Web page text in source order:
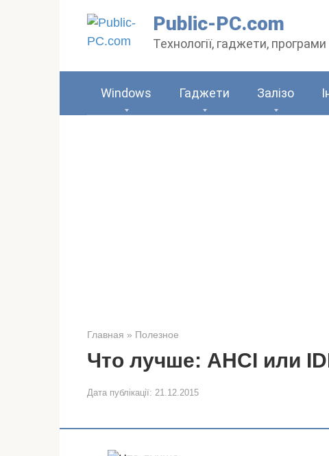
Public-PC.com
Технології, гаджети, програми
Windows Гаджети Залізо
Главная » Полезное
Что лучше: AHCI или
Дата публікації: 21.12.2015